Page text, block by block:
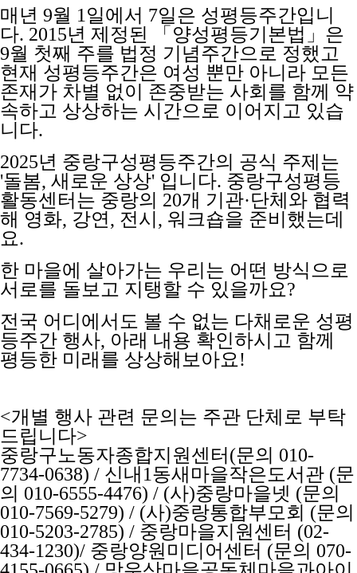
매년 9월 1일에서 7일은 성평등주간입니
다. 2015년 제정된 「양성평등기본법」은
9월 첫째 주를 법정 기념주간으로 정했고
현재 성평등주간은 여성 뿐만 아니라 모든
존재가 차별 없이 존중받는 사회를 함께 약
속하고 상상하는 시간으로 이어지고 있습
니다.
2025년 중랑구성평등주간의 공식 주제는
'돌봄, 새로운 상상' 입니다. 중랑구성평등
활동센터는 중랑의 20개 기관·단체와 협력
해 영화, 강연, 전시, 워크숍을 준비했는데
요.
한 마을에 살아가는 우리는 어떤 방식으로
서로를 돌보고 지탱할 수 있을까요?
전국 어디에서도 볼 수 없는 다채로운 성평
등주간 행사, 아래 내용 확인하시고 함께
평등한 미래를 상상해보아요!
<개별 행사 관련 문의는 주관 단체로 부탁
드립니다>
중랑구노동자종합지원센터(문의 010-
7734-0638) / 신내1동새마을작은도서관 (문
의 010-6555-4476) / (사)중랑마을넷 (문의
010-7569-5279) / (사)중랑통합부모회 (문의
010-5203-2785) / 중랑마을지원센터 (02-
434-1230)/ 중랑양원미디어센터 (문의 070-